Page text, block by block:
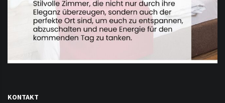
KONTAKT